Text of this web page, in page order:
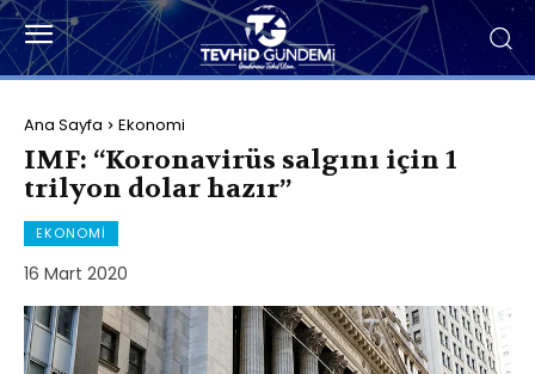
Ana Sayfa Ekonomi
IMF: “Koronavirüs salgını için 1
trilyon dolar hazır”
EKONOMI
16 Mart 2020